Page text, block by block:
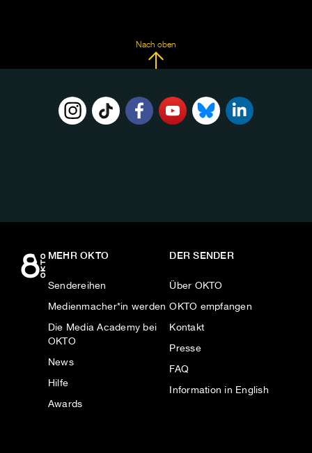
Nach oben
MEHR OKTO
Sendereihen
Medienmacher*in werden
Die Media Academy bei
OKTO
News
Hilfe
Awards
DER SENDER
Über OKTO
OKTO empfangen
Kontakt
Presse
FAQ
Information in English